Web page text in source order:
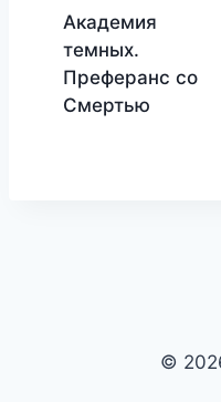
Академия
темных.
Преферанс со
Смертью
©